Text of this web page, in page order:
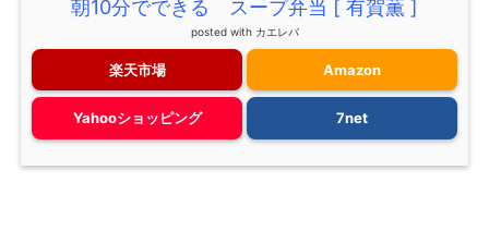
朝10分でできる スープ弁当 [ 有賀薫 ]
posted with カエレバ
楽天市場 Amazon
Yahooショッピング 7net